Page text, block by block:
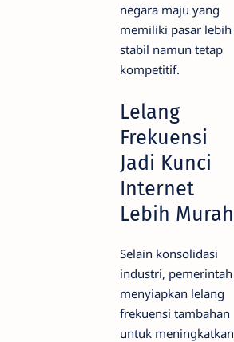
negara maju yang
memiliki pasar lebih
stabil namun tetap
kompetitif.
Lelang
Frekuensi
Jadi Kunci
Internet
Lebih Murah
Selain konsolidasi
industri, pemerintah
menyiapkan lelang
frekuensi tambahan
untuk meningkatkan